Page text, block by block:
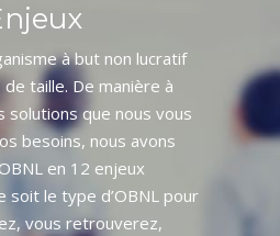
à but non lucratif
taille. De manière à
solutions que nous vous
besoins, nous avons
en 12 enjeux
soit le type d’OBNL pour
vous retrouverez,